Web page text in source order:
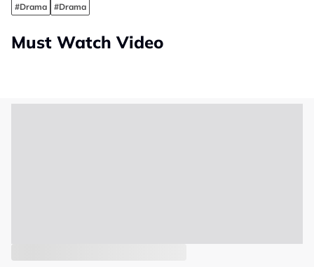
#Drama #Drama
Must Watch Video